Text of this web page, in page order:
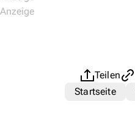
Teilen
Startseite